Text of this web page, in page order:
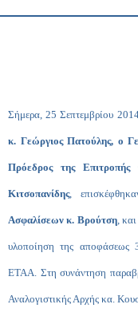
Σήμερα, 25 Σεπτεμβρίου
κ. Γεώργιος Πατούλης, ο
Πρόεδρος της
Κιτσοπανίδης,
Ασφαλίσεων κ. Βρούτση,
υλοποίηση της αποφάσεως
ΕΤΑΑ. Στη συνάντηση
Αναλογιστικής Αρχής κα.